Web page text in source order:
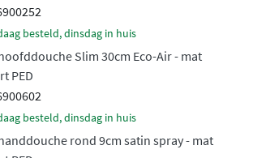
biedt je maximale flexibiliteit bij
uit hoofddouches met een diameter
allemaal beschikbaar in
als een slanke uitvoering. Voor de
kiezen tussen een elegante
of 30 centimeter of een praktische
centimeter. De handdouche is
besteld, dinsdag in huis
Slim 30cm Eco-Air - mat
PED
besteld, dinsdag in huis
rond 9cm satin spray - mat